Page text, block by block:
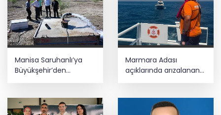
Manisa Saruhanlı’ya
Büyükşehir’den
tarımsal destek
Marmara Adası
açıklarında arızalanan
tekne kurtarıldı